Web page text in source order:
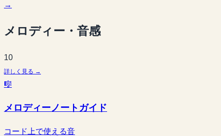
→
メロディー・音感
10
詳しく見る →
🎼
メロディーノートガイド
コード上で使える音